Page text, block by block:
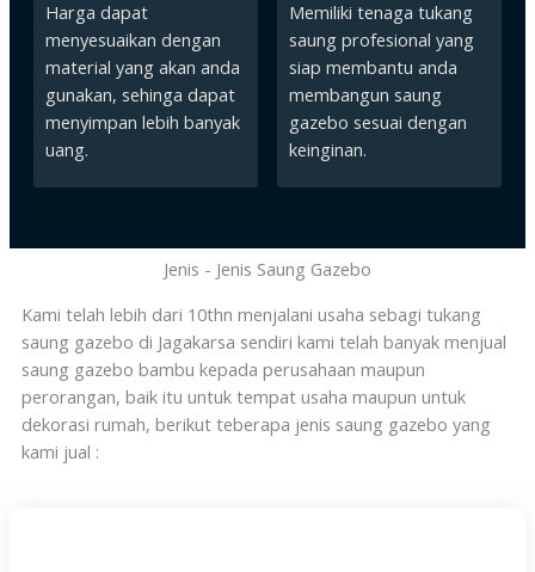
Harga dapat
menyesuaikan dengan
material yang akan anda
gunakan, sehinga dapat
menyimpan lebih banyak
uang.
Memiliki tenaga tukang
saung profesional yang
siap membantu anda
membangun saung
gazebo sesuai dengan
keinginan.
Jenis - Jenis Saung Gazebo
Kami telah lebih dari 10thn menjalani usaha sebagi tukang
saung gazebo di Jagakarsa sendiri kami telah banyak menjual
saung gazebo bambu kepada perusahaan maupun
perorangan, baik itu untuk tempat usaha maupun untuk
dekorasi rumah, berikut teberapa jenis saung gazebo yang
kami jual :